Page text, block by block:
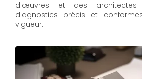
d'œuvres et des
diagnostics précis et
vigueur.